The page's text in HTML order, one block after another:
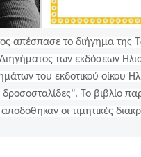
απέσπασε το διήγημα της
των εκδόσεων
του εκδοτικού οίκου
Το βιβλίο
οι τιμητικές